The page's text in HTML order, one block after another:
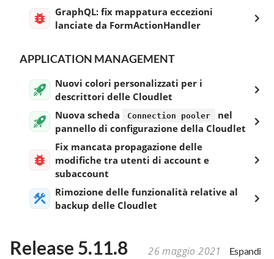
GraphQL: fix mappatura eccezioni
lanciate da FormActionHandler
APPLICATION MANAGEMENT
Nuovi colori personalizzati per i
descrittori delle Cloudlet
Nuova scheda
Connection pooler
nel
pannello di configurazione della Cloudlet
Fix mancata propagazione delle
modifiche tra utenti di account e
subaccount
Rimozione delle funzionalità relative al
backup delle Cloudlet
Release 5.11.8 26 maggio 2021 Espandi